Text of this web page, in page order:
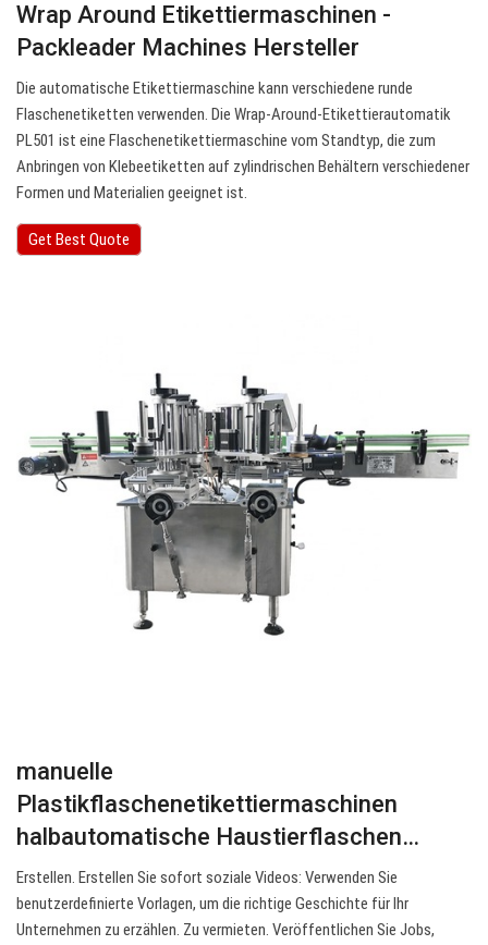
Wrap Around Etikettiermaschinen -
Packleader Machines Hersteller
Die automatische Etikettiermaschine kann verschiedene runde
Flaschenetiketten verwenden. Die Wrap-Around-Etikettierautomatik
PL501 ist eine Flaschenetikettiermaschine vom Standtyp, die zum
Anbringen von Klebeetiketten auf zylindrischen Behältern verschiedener
Formen und Materialien geeignet ist.
Get Best Quote
manuelle
Plastikflaschenetikettiermaschinen
halbautomatische Haustierflaschen…
Erstellen. Erstellen Sie sofort soziale Videos: Verwenden Sie
benutzerdefinierte Vorlagen, um die richtige Geschichte für Ihr
Unternehmen zu erzählen. Zu vermieten. Veröffentlichen Sie Jobs,